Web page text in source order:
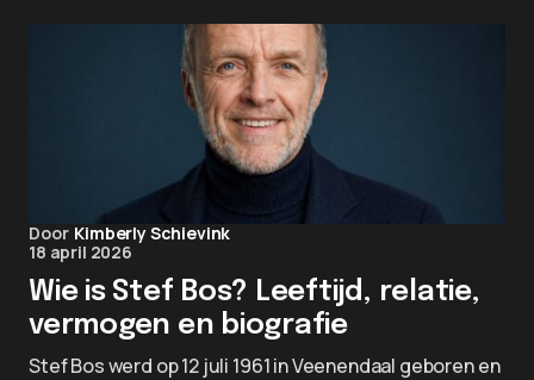
Door Kimberly Schievink
18 april 2026
Wie is Stef Bos? Leeftijd, relatie,
vermogen en biografie
Stef Bos werd op 12 juli 1961 in Veenendaal geboren en